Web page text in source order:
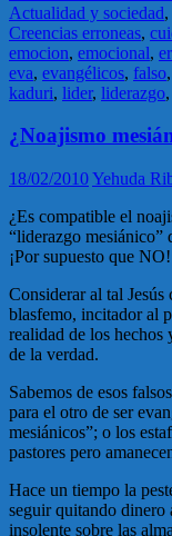
Actualidad y sociedad,
Creencias erroneas,
emocion, emocional,
eva, evangélicos, falso,
kaduri, lider, liderazgo,
¿Noajismo
18/02/2010Yehuda
¿Es compatible el
“liderazgo mesiánico”
¡Por supuesto que NO!
Considerar al tal
blasfemo, incitador al
realidad de los hechos
de la verdad.
Sabemos de esos
para el otro de ser
mesiánicos”; o los
pastores pero
Hace un tiempo la
seguir quitando dinero
insolente sobre las